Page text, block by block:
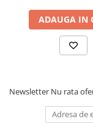
ADAUGA IN
Newsletter Nu rata